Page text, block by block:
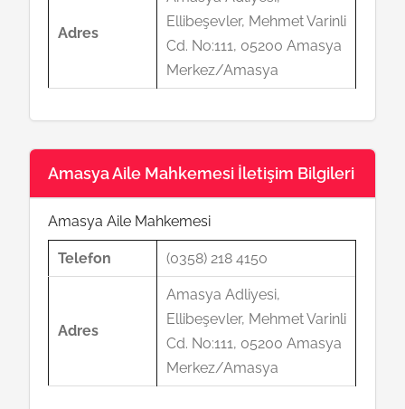
Adres
Ellibeşevler, Mehmet Varinli
Cd. No:111, 05200 Amasya
Merkez/Amasya
Amasya Aile Mahkemesi İletişim Bilgileri
Amasya Aile Mahkemesi
Telefon (0358) 218 4150
Adres
Amasya Adliyesi,
Ellibeşevler, Mehmet Varinli
Cd. No:111, 05200 Amasya
Merkez/Amasya